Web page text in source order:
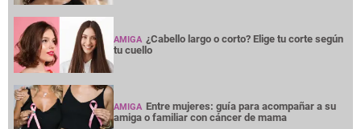
AMIGA ¿Cabello largo o corto? Elige tu corte según
tu cuello
AMIGA Entre mujeres: guía para acompañar a su
amiga o familiar con cáncer de mama